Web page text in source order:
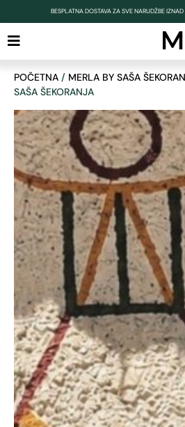
BESPLATNA DOSTAVA ZA SVE NARUDŽBE
POČETNA / MERLA BY SAŠA
SAŠA ŠEKORANJA